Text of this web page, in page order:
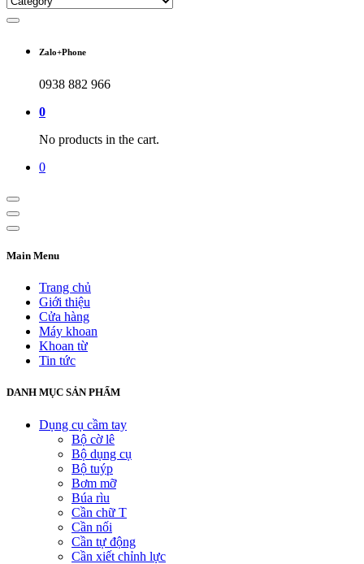
Zalo+Phone
0938 882 966
0
No products in the cart.
0
Main Menu
Trang chủ
Giới thiệu
Cửa hàng
Máy khoan
Khoan từ
Tin tức
DANH MỤC SẢN PHẨM
Dụng cụ cầm tay
Bộ cờ lê
Bộ dụng cụ
Bộ tuýp
Bơm mỡ
Búa rìu
Cần chữ T
Cần nối
Cần tự động
Cần xiết chỉnh lực